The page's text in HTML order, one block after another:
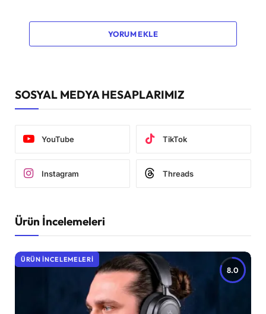
YORUM EKLE
SOSYAL MEDYA HESAPLARIMIZ
YouTube TikTok
Instagram Threads
Ürün İncelemeleri
8.0
ÜRÜN İNCELEMELERI